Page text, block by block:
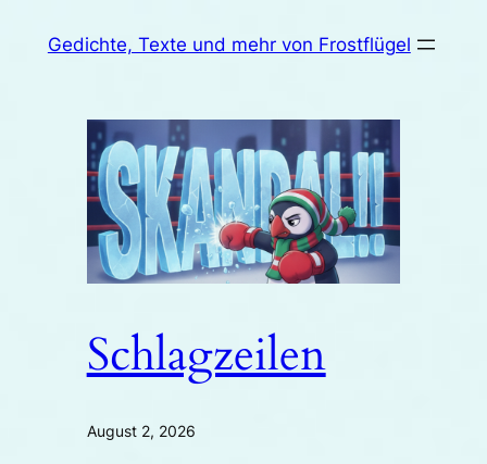
InhaltGedichte, Texte und mehr von Frostflügel
Schlagzeilen
August 2, 2026